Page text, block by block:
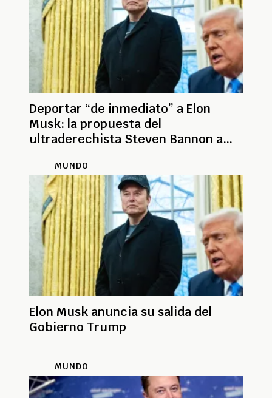
Deportar “de inmediato” a Elon
Musk: la propuesta del
ultraderechista Steven Bannon a
MUNDO
Elon Musk anuncia su salida del
Gobierno Trump
MUNDO